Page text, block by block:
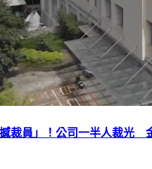
裁員」！公司一半人裁光